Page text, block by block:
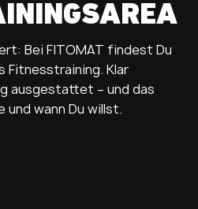
Bei FITOMAT findest Du
Fitnesstraining. Klar
ausgestattet – und das
wann Du willst.